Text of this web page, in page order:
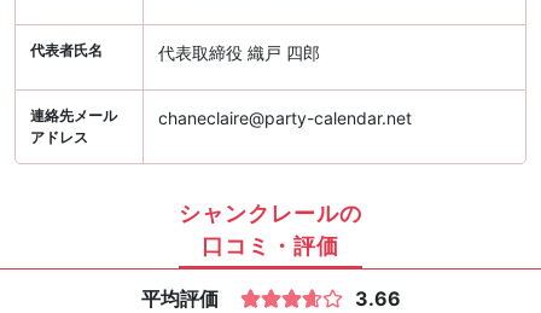
代表者氏名 代表取締役 織戸 四郎
連絡先メール
アドレス
chaneclaire@party-calendar.net
シャンクレールの
口コミ・評価
平均評価 3.66